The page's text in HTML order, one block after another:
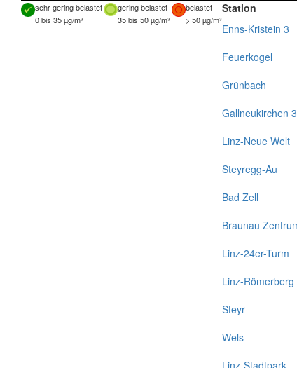
sehr gering belastet gering belastet
belastet
0 bis 35 µg/m³
35 bis 50 µg/m³ > 50 µg/m³
Station
Enns-Kristein 3
Feuerkogel
Grünbach
Gallneukirchen 3
Linz-Neue Welt
Steyregg-Au
Bad Zell
Braunau
Linz-24er-Turm
Linz-Römerberg
Steyr
Wels
Linz-Stadtpark